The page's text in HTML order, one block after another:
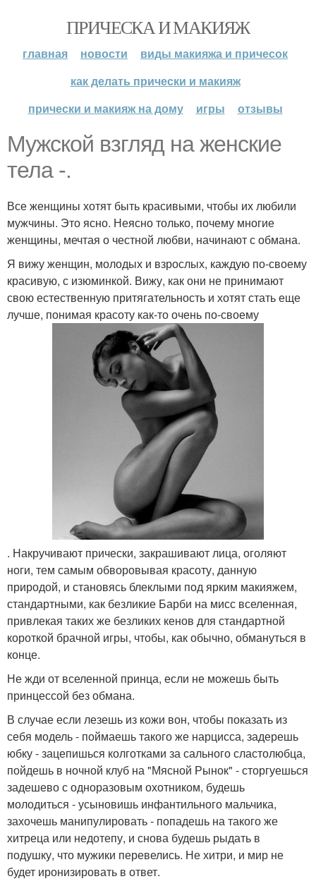
ПРИЧЕСКА И МАКИЯЖ
главная новости
виды макияжа и причесок
как делать прически и макияж
прически и макияж на дому
игры отзывы
Мужской взгляд на женские
тела -.
Все женщины хотят быть красивыми, чтобы их любили
мужчины. Это ясно. Неясно только, почему многие
женщины, мечтая о честной любви, начинают с обмана.
Я вижу женщин, молодых и взрослых, каждую по-своему
красивую, с изюминкой. Вижу, как они не принимают
свою естественную притягательность и хотят стать еще
лучше, понимая красоту как-то очень по-своему
. Накручивают прически, закрашивают лица, оголяют
ноги, тем самым обворовывая красоту, данную
природой, и становясь блеклыми под ярким макияжем,
стандартными, как безликие Барби на мисс вселенная,
привлекая таких же безликих кенов для стандартной
короткой брачной игры, чтобы, как обычно, обмануться в
конце.
Не жди от вселенной принца, если не можешь быть
принцессой без обмана.
В случае если лезешь из кожи вон, чтобы показать из
себя модель - поймаешь такого же нарцисса, задерешь
юбку - зацепишься колготками за сального сластолюбца,
пойдешь в ночной клуб на "Мясной Рынок" - сторгуешься
задешево с одноразовым охотником, будешь
молодиться - усыновишь инфантильного мальчика,
захочешь манипулировать - попадешь на такого же
хитреца или недотепу, и снова будешь рыдать в
подушку, что мужики перевелись. Не хитри, и мир не
будет иронизировать в ответ.